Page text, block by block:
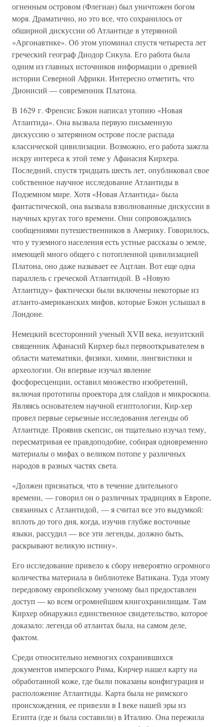
огненным островом (Флегиан) был уничтожен богом
моря. Драматично, но это все, что сохранилось от
обширной дискуссии об Атлантиде в утерянной
«Аргонавтике». Об этом упоминал спустя четыреста лет
греческий географ Диодор Сикула. Его работа была
одним из главных источников информации о древней
истории Северной Африки. Интересно отметить, что
Дионисий — современник Платона.
В 1629 г. Френсис Бэкон написал утопию «Новая
Атлантида». Она вызвала первую письменную
дискуссию о затерянном острове после распада
классической цивилизации. Возможно, его работа зажгла
искру интереса к этой теме у Афанасия Кирхера.
Последний, спустя тридцать шесть лет, опубликовал свое
собственное научное исследование Атлантиды в
Подземном мире. Хотя «Новая Атлантида» была
фантастической, она вызвала взволнованные дискуссии в
научных кругах того времени. Они сопровождались
сообщениями путешественников в Америку. Говорилось,
что у туземного населения есть устные рассказы о земле,
имеющей много общего с потопленной цивилизацией
Платона, оно даже называет ее Ацтлан. Вот еще одна
параллель с греческой Атлантидой. В «Новую
Атлантиду» фактически были включены некоторые из
атланто-американских мифов, которые Бэкон услышал в
Лондоне.
Немецкий всесторонний ученый XVII века, иезуитский
священник Афанасий Кирхер был первооткрывателем в
области математики, физики, химии, лингвистики и
археологии. Он впервые изучал явление
фосфоресценции, оставил множество изобретений,
включая прототипы проектора для слайдов и микроскопа.
Являясь основателем научной египтологии, Кир-хер
провел первые серьезные исследования легенды об
Атлантиде. Проявив скепсис, он тщательно изучал тему,
пересматривая ее правдоподобие, собирая одновременно
материалы о мифах о великом потопе у различных
народов в разных частях света.
«Должен признаться, что в течение длительного
времени, — говорил он о различных традициях в Европе,
связанных с Атлантидой, — я считал все это выдумкой:
вплоть до того дня, когда, изучив глубже восточные
языки, рассудил — все эти легенды, должно быть,
раскрывают великую истину».
Его исследование привело к сбору невероятно огромного
количества материала в библиотеке Ватикана. Туда этому
передовому европейскому ученому был предоставлен
доступ — ко всем огромнейшим книгохранилищам. Там
Кирхер обнаружил единственное свидетельство, которое
доказало: легенда об атлантах была, на самом деле,
фактом.
Среди относительно немногих сохранившихся
документов имперского Рима, Кирчер нашел карту на
обработанной коже, где были показаны конфигурация и
расположение Атлантиды. Карта была не римского
происхождения, ее привезли в I веке нашей эры из
Египта (где и была составили) в Италию. Она пережила